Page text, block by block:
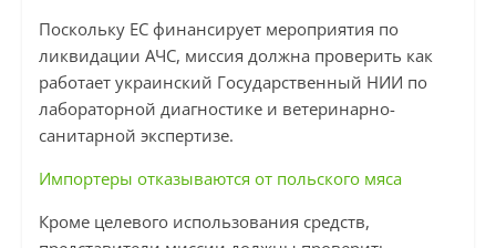
Поскольку ЕС финансирует мероприятия по
ликвидации АЧС, миссия должна проверить как
работает украинский Государственный НИИ по
лабораторной диагностике и ветеринарно-
санитарной экспертизе.
Импортеры отказываются от польского мяса
Кроме целевого использования средств,